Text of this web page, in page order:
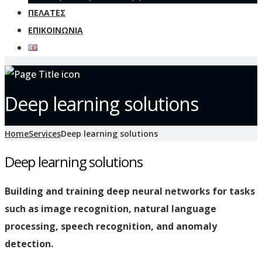
ΠΕΛΆΤΕΣ
ΕΠΙΚΟΙΝΩΝΊΑ
Deep learning solutions
HomeServicesDeep learning solutions
Deep learning solutions
Building and training deep neural networks for tasks
such as image recognition, natural language
processing, speech recognition, and anomaly
detection.